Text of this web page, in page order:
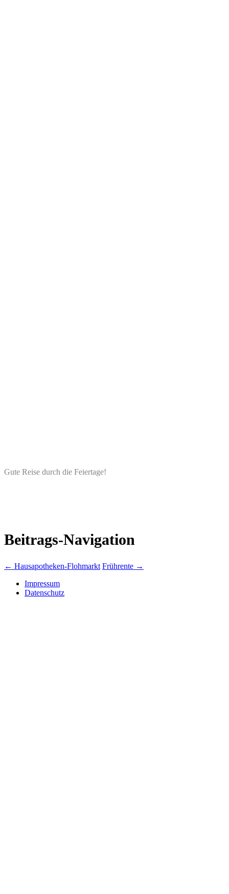
Gute Reise durch die Feiertage!
Beitrags-Navigation
← Hausapotheken-Flohmarkt Frührente →
Impressum
Datenschutz